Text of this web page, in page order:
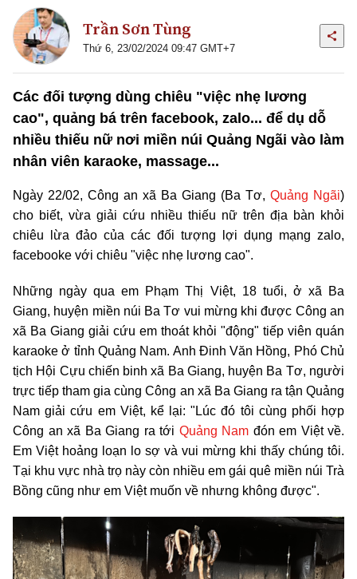
Trần Sơn Tùng
Thứ 6, 23/02/2024 09:47 GMT+7
Các đối tượng dùng chiêu "việc nhẹ lương
cao", quảng bá trên facebook, zalo... để dụ dỗ
nhiều thiếu nữ nơi miền núi Quảng Ngãi vào làm
nhân viên karaoke, massage...
Ngày 22/02, Công an xã Ba Giang (Ba Tơ, Quảng Ngãi)
cho biết, vừa giải cứu nhiều thiếu nữ trên địa bàn khỏi
chiêu lừa đảo của các đối tượng lợi dụng mạng zalo,
facebooke với chiêu "việc nhẹ lương cao".
Những ngày qua em Phạm Thị Việt, 18 tuổi, ở xã Ba
Giang, huyện miền núi Ba Tơ vui mừng khi được Công an
xã Ba Giang giải cứu em thoát khỏi "động" tiếp viên quán
karaoke ở tỉnh Quảng Nam. Anh Đinh Văn Hồng, Phó Chủ
tịch Hội Cựu chiến binh xã Ba Giang, huyện Ba Tơ, người
trực tiếp tham gia cùng Công an xã Ba Giang ra tận Quảng
Nam giải cứu em Việt, kể lại: "Lúc đó tôi cùng phối hợp
Công an xã Ba Giang ra tới Quảng Nam đón em Việt về.
Em Việt hoảng loạn lo sợ và vui mừng khi thấy chúng tôi.
Tại khu vực nhà trọ này còn nhiều em gái quê miền núi Trà
Bồng cũng như em Việt muốn về nhưng không được".